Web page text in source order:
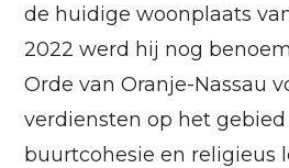
de huidige woonplaats
2022 werd hij nog
Orde van Oranje-Nassau
verdiensten op het
buurtcohesie en religieus